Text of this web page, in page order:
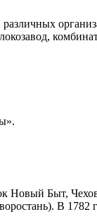
различных
Новый Быт,
В 1782